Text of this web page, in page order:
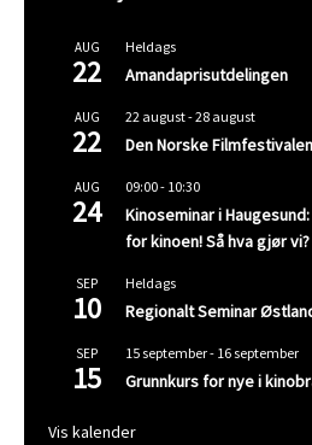
AUG
22
Heldags
Amandaprisutdelingen
AUG
22
22 august-28 august
Den Norske Filmfestivalen
AUG
24
09:00- 10:30
Kinoseminar i
for kinoen! Så hva gjør vi?
SEP
10
Heldags
Regionalt Seminar
SEP
15
15 september- 16 september
Grunnkurs for nye i
Vis kalender